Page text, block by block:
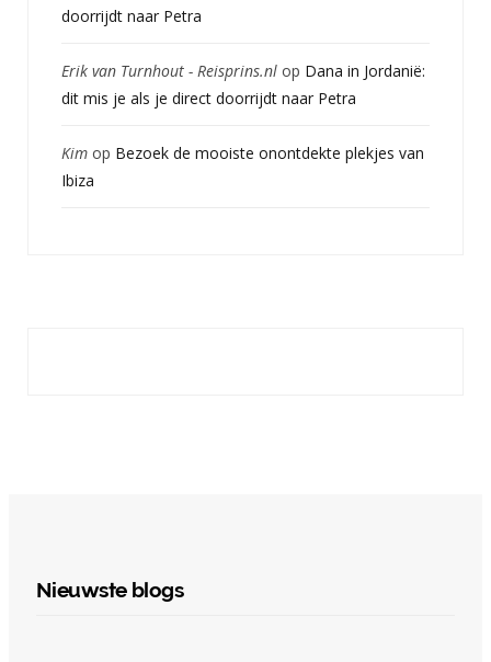
doorrijdt naar Petra
Erik van Turnhout - Reisprins.nl op Dana in Jordanië:
dit mis je als je direct doorrijdt naar Petra
Kim op Bezoek de mooiste onontdekte plekjes van
Ibiza
Nieuwste blogs